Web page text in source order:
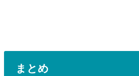
まとめ